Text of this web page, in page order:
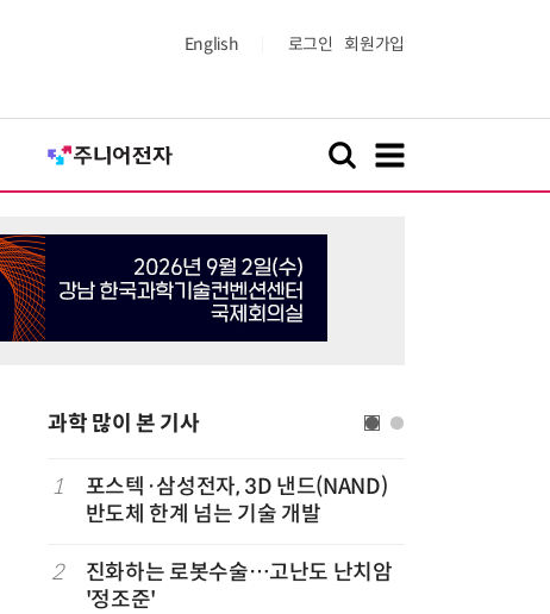
English 로그인 회원가입
과학 많이 본 기사
1
포스텍·삼성전자, 3D 낸드(NAND)
반도체 한계 넘는 기술 개발
2
진화하는 로봇수술…고난도 난치암
'정조준'